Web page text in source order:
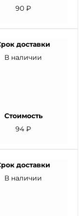
90 ₽
доставки
В наличии
Стоимость
94 ₽
доставки
В наличии